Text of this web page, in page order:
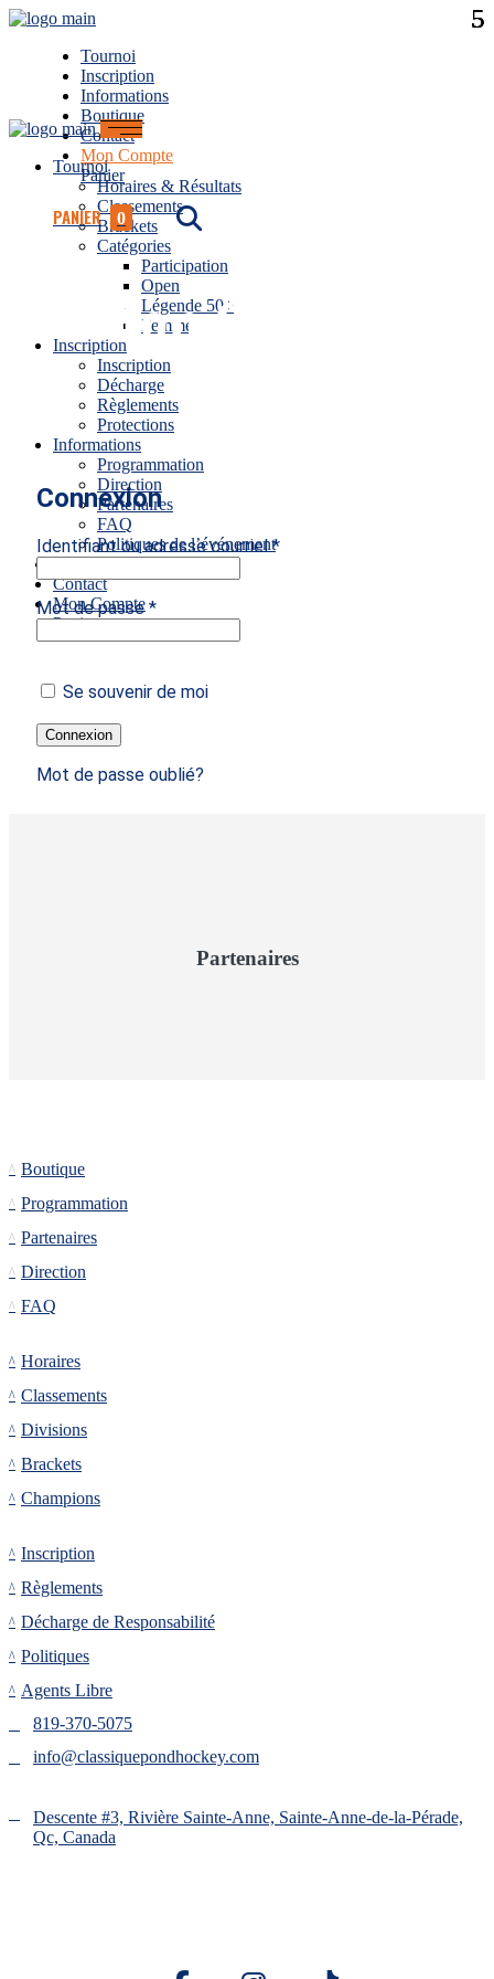
Tournoi
Inscription
Informations
Boutique
Contact
Mon Compte
Panier
PANIER 0
Tournoi
Horaires & Résultats
Classements
Brackets
Catégories
Participation
Open
Légende 50+
Femme
Inscription
Inscription
Décharge
Règlements
Protections
Informations
Programmation
Direction
Partenaires
FAQ
Politiques de l’événement
Boutique
Contact
Mon Compte
Panier
Mon Compte
Connexion
Identifiant ou adresse courriel*
Mot de passe*
Se souvenir de moi
Connexion
Mot de passe oublié?
Partenaires
Boutique
Programmation
Partenaires
Direction
FAQ
Horaires
Classements
Divisions
Brackets
Champions
Inscription
Règlements
Décharge de Responsabilité
Politiques
Agents Libre
819-370-5075
info@classiquepondhockey.com
Descente #3, Rivière Sainte-Anne, Sainte-Anne-de-la-Pérade,
Qc, Canada